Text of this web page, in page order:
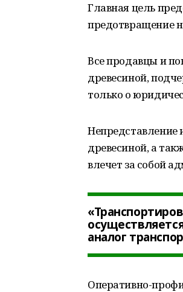
Главная цель
предотвращение
Все продавцы и
древесиной,
только о
Непредставление
древесиной, а
влечет за собой
аналог
Оперативно-